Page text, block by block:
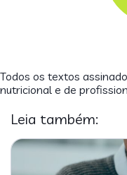
Todos os textos
nutricional e de
Leia também: